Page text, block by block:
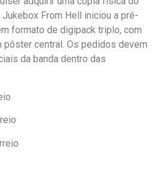
From Hell iniciou a pré-
formato de digipack triplo, com
central. Os pedidos devem
da banda dentro das